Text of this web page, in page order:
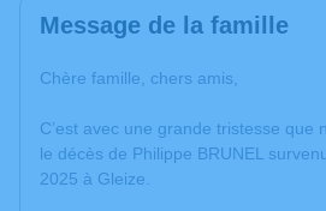
Message de la famille
Chère famille, chers amis,
C’est avec une grande tristesse que
le décès de Philippe BRUNEL
2025 à Gleize.